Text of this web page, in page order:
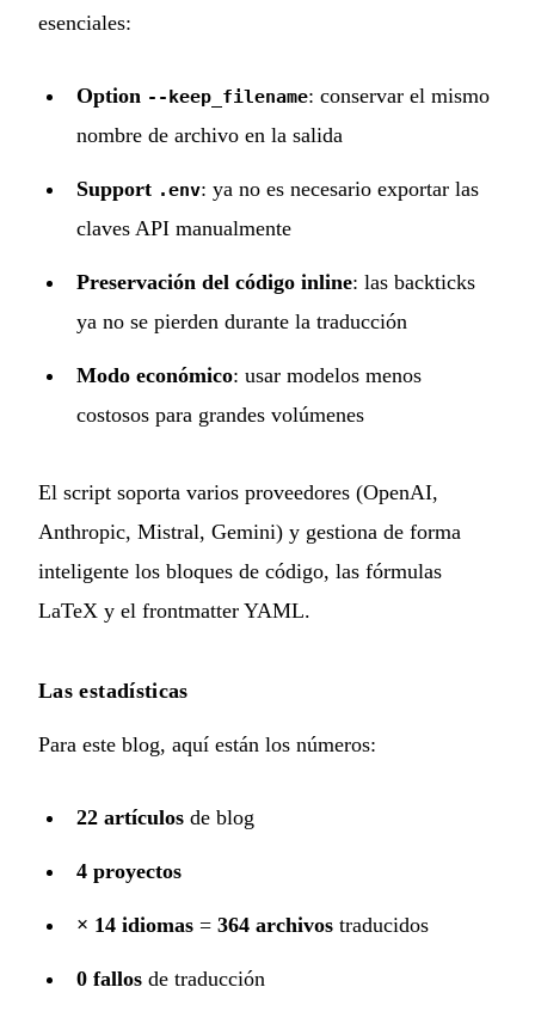
esenciales:
Option --keep_filename: conservar el mismo
nombre de archivo en la salida
Support .env: ya no es necesario exportar las
claves API manualmente
Preservación del código inline: las backticks
ya no se pierden durante la traducción
Modo económico: usar modelos menos
costosos para grandes volúmenes
El script soporta varios proveedores (OpenAI,
Anthropic, Mistral, Gemini) y gestiona de forma
inteligente los bloques de código, las fórmulas
LaTeX y el frontmatter YAML.
Las estadísticas
Para este blog, aquí están los números:
22 artículos de blog
4 proyectos
× 14 idiomas = 364 archivos traducidos
0 fallos de traducción